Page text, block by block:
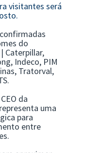
visitantes será
do
Caterpillar,
Indeco, PIM
Tratorval,
da
uma
para
entre